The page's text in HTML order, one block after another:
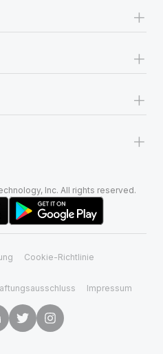
+
+
+
+
Inc. All rights reserved.
Cookie-Richtlinie
Impressum